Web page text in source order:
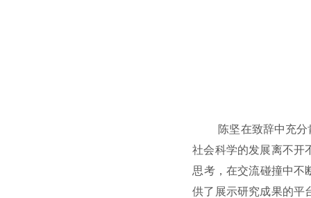
陈坚在致辞中充
社会科学的发展离不开
思考，在交流碰撞中不
供了展示研究成果的平